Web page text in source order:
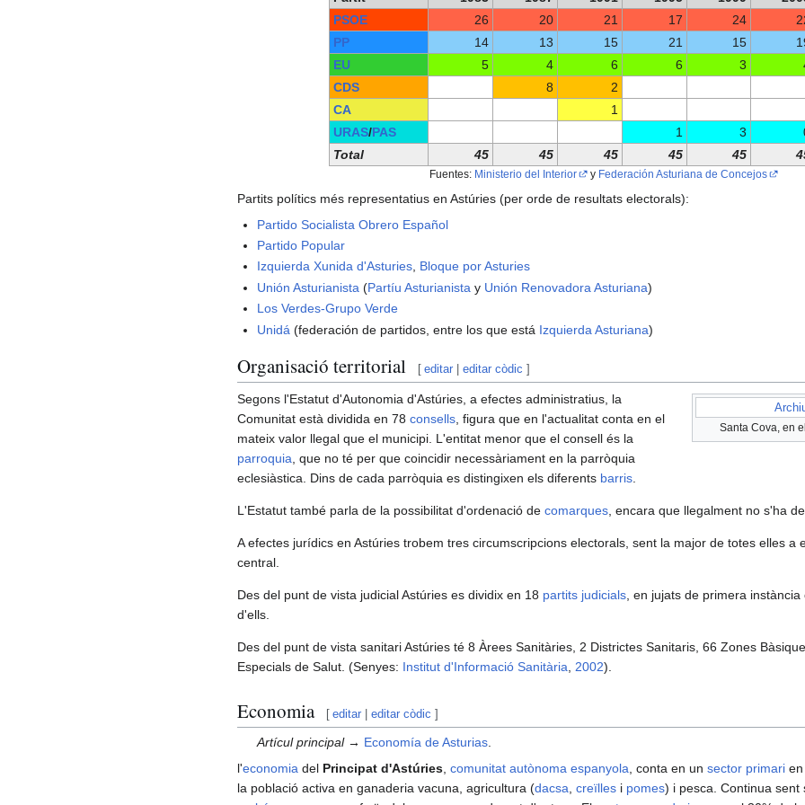
PSOE
26 20 21 17 24
PP
14 13 15 21 15
EU
5 4 6 6 3
CDS
8
2
CA
1
URAS/PAS 1 3
Total
45 45 45 45 45
Fuentes: Ministerio del Interior y Federación Asturiana de Concejos
Partits polítics més representatius en Astúries (per orde de resultats electorals):
Partido Socialista Obrero Español
Partido Popular
Izquierda Xunida d'Asturies, Bloque por Asturies
Unión Asturianista (Partíu Asturianista y Unión Renovadora Asturiana)
Los Verdes-Grupo Verde
Unidá (federación de partidos, entre los que está Izquierda Asturiana)
Organisació territorial [ editar |editar còdic ]
Santa Cova, en
Segons l'Estatut d'Autonomia d'Astúries, a efectes administratius, la
Comunitat està dividida en 78 consells , figura que en l'actualitat conta en el
mateix valor llegal que el municipi. L'entitat menor que el consell és la
parroquia , que no té per que coincidir necessàriament en la parròquia
eclesiàstica. Dins de cada parròquia es distingixen els diferents barris
L'Estatut també parla de la possibilitat d'ordenació de comarques , encara que llegalment no s'ha
A efectes jurídics en Astúries trobem tres circumscripcions electorals, sent la major de totes elles a
central.
Des del punt de vista judicial Astúries es dividix en 18 partits judicials , en jujats de primera
d'ells.
Des del punt de vista sanitari Astúries té 8 Àrees Sanitàries, 2 Districtes Sanitaris, 66 Zones
Especials de Salut. (Senyes: Institut d'Informació Sanitària 2002).
Economia [ editar |editar còdic ]
Artícul principal → Economía de Asturias
l'economia del Principat d'Astúries comunitat autònoma espanyola , conta en un sector primari
la població activa en ganaderia vacuna, agricultura (dacsa creïlles i pomes) i pesca. Continua sent